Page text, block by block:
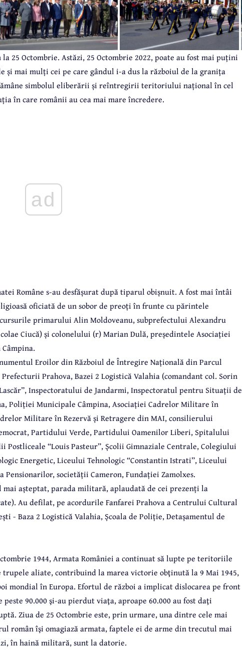
25 Octombrie. Astăzi, 25 Octombrie 2022, poate au fost mai puțini
și mai mulți cei pe care gândul i-a dus la războiul de la granița
simbolul eliberării și reîntregirii teritoriului național în cel
în care românii au cea mai mare încredere.
ad
Române s-au desfășurat după tiparul obișnuit. A fost mai întâi
oficiată de un sobor de preoți în frunte cu părintele
primarului Alin Moldoveanu, subprefectului Alexandru
Ciucă) și colonelului (r) Marian Dulă, președintele Asociației
Eroilor din Războiul de Întregire Națională din Parcul
Prahova, Bazei 2 Logistică Valahia (comandant col. Sorin
Inspectoratului de Jandarmi, Inspectoratul pentru Situații de
Poliției Municipale Câmpina, Asociației Cadrelor Militare în
Militare în Rezervă și Retragere din MAI, consilierului
Partidului Verde, Partidului Oamenilor Liberi, Spitalului
“Louis Pasteur”, Școlii Gimnaziale Centrale, Colegiului
Energetic, Liceului Tehnologic “Constantin Istrati”, Liceului
Pensionarilor, societății Cameron, Fundației Zamolxes.
așteptat, parada militară, aplaudată de cei prezenți la
Au defilat, pe acordurile Fanfarei Prahova a Centrului Cultural
- Baza 2 Logistică Valahia, Școala de Poliție, Detașamentul de
1944, Armata României a continuat să lupte pe teritoriile
aliate, contribuind la marea victorie obţinută la 9 Mai 1945,
mondial în Europa. Efortul de război a implicat dislocarea pe front
90.000 şi-au pierdut viaţa, aproape 60.000 au fost daţi
Ziua de 25 Octombrie este, prin urmare, una dintre cele mai
român îşi omagiază armata, faptele ei de arme din trecutul mai
în haină militară, sunt la datorie.